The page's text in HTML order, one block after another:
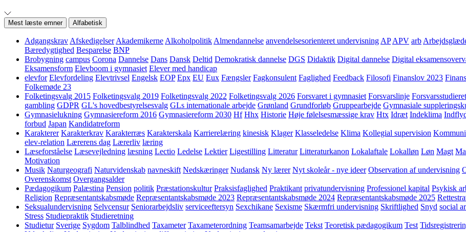
Mest læste emner Alfabetisk
Adgangskrav Afskedigelser Akademikerne Alkoholpolitik Almendannelse anvendelsesorienteret undervisning AP APV arb
Bæredygtighed Besparelse BNP
Brobygning campus Corona Dannelse Dans Dansk Deltid Demokratisk dannelse DGS Didaktik Digital dannelse Digital
Eksamensform Elevboom i gymnasiet Elever med handicap
elevfor Elevfordeling Elevtrivsel Engelsk EOP Epx EU Eux Fængsler Fagkonsulent Faglighed Feedback Filosofi Finanslov 2023
Folkemøde 23
Folketingsvalg 2015 Folketingsvalg 2019 Folketingsvalg 2022 Folketingsvalg 2026 Forsvaret i gymnasiet Forsvarslinje
gambling GDPR GL's hovedbestyrelsesvalg GLs internationale arbejde Grønland Grundforløb Gruppearbejde Gymnasiale
Gymnasielukning Gymnasiereform 2016 Gymnasiereform 2030 Hf Hhx Historie Høje følelsesmæssige krav Htx Idræt Indeklima
forbud Japan Kandidatreform
Karakterer Karakterkrav Karakterræs Karakterskala Karrierelæring kinesisk Klager Klasseledelse Klima Kollegial supervision
elev-relation Lærerens dag Lærerliv læring
Læseforståelse Læsevejledning læsning Lectio Ledelse Lektier Ligestilling Litteratur Litteraturkanon Lokalaftale Lokalløn Løn Magt
Motivation
Musik Naturgeografi Naturvidenskab navneskift Nedskæringer Nudansk Ny lærer Nyt skoleår - nye ideer Observation af undervisning
Overenskomst Overgangsalder
Pædagogikum Palæstina Pension politik Præstationskultur Praksisfaglighed Praktikant privatundervisning Professionel kapital Psykisk
Religion Repræsentantskabsmøde Repræsentantskabsmøde 2023 Repræsentantskabsmøde 2024 Repræsentantskabsmøde 2025
Seksualundervisning Selvcensur Seniorarbejdsliv serviceeftersyn Sexchikane Sexisme Skærmfri undervisning Skriftlighed Snyd social
Stress Studiepraktik Studieretning
Studietur Sverige Sygdom Talblindhed Taxameter Taxameterordning Teamsamarbejde Tekst Teoretisk pædagogikum Test